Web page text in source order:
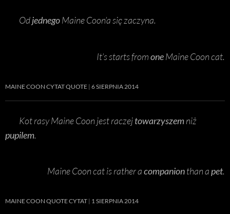
OdjednegoMaine Coon’a się zaczyna.
It’s starts fromoneMaine Coon cat.
MAINE COON CYTAT QUOTE 6 SIERPNIA 2014
Kot rasy Maine Coon jest raczejtowarzyszemniż
pupilem.
Maine Coon cat is rather acompanionthan apet.
MAINE COON QUOTE CYTAT 1 SIERPNIA 2014